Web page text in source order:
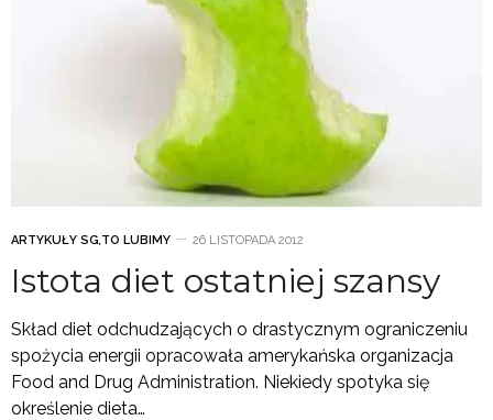
ARTYKUŁY SG,TO LUBIMY 26 LISTOPADA 2012
Istota diet ostatniej szansy
Skład diet odchudzających o drastycznym ograniczeniu
spożycia energii opracowała amerykańska organizacja
Food and Drug Administration. Niekiedy spotyka się
określenie dieta…